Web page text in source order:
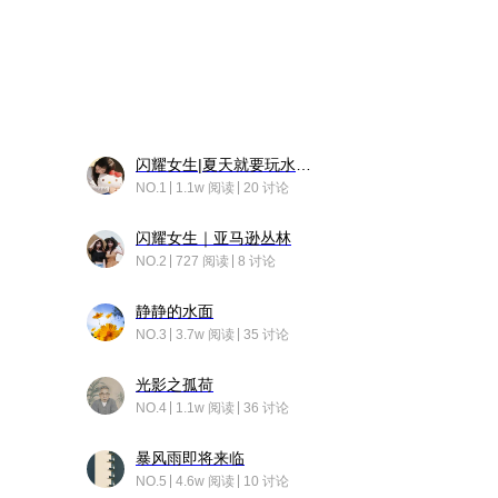
NO.1 1.1w 阅读 20 讨论
闪耀女生｜亚马逊丛林
NO.2 727 阅读 8 讨论
静静的水面
NO.3 3.7w 阅读 35 讨论
光影之孤荷
NO.4 1.1w 阅读 36 讨论
暴风雨即将来临
NO.5 4.6w 阅读 10 讨论